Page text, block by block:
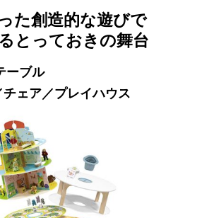
た創造的な遊びで
とっておきの舞台
ーブル
ェア／プレイハウス